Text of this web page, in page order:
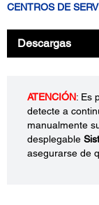
CENTROS DE
Descargas
ATENCIÓN: Es
detecte a
manualmente
desplegable
asegurarse de